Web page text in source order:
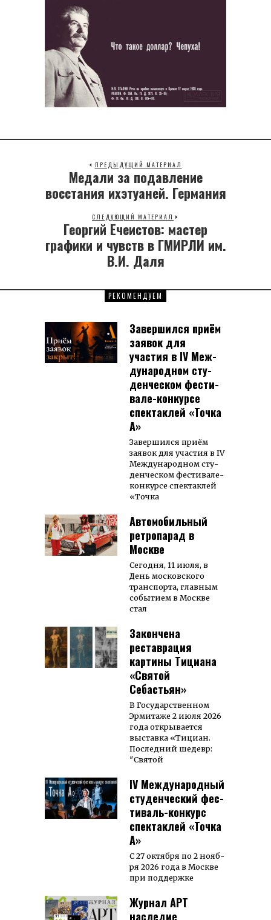
ПРЕДЫДУЩИЙ МАТЕРИАЛ
Previous
post:
Медали за подавление
восстания ихэтуаней. Германия
СЛЕДУЮЩИЙ МАТЕРИАЛ
Next
Георгий Ечеистов: мастер
графики и чувств в ГМИРЛИ им.
В.И. Даля
РЕКОМЕНДУЕМ
Завершился приём
заявок для
участия в IV Меж­
ду­на­род­ном сту­
ден­чес­ком фес­ти­
вале-кон­кур­се
спек­таклей «Точка
А»
Завер­шил­ся приём
заявок для учас­тия в IV
Меж­­ду­­на­род­­ном сту­­
ден­чес­ком фес­ти­ва­ле-
кон­кур­се спек­так­лей
«Точка
Автомобильный
ретропарад в
Москве
Сегод­ня, 11 июля, в
День мос­ковского
транс­порта, главным
событием в Москве
стал
Закончена
реставрация
картины Тициана
«Святой
Себастьян»
В Государственном
Эрмитаже 2 июля 2026
года открывается
выставка «Тициан.
Последний шедевр:
″Святой
IV Международный
сту­ден­ческий фес­
тиваль-кон­курс
спектаклей «Точка
А»
С 27 октяб­ря по 2 нояб­
ря 2026 года в Моск­ве
при под­держке
Журнал АРТ
наследие